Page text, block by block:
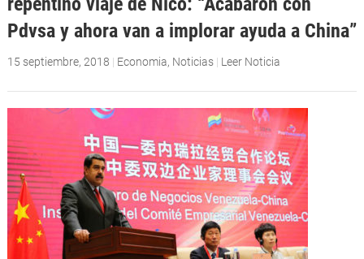
Pdvsa y ahora van a implorar ayuda a China”
15 septiembre, 2018 | Economia, Noticias | Leer Noticia